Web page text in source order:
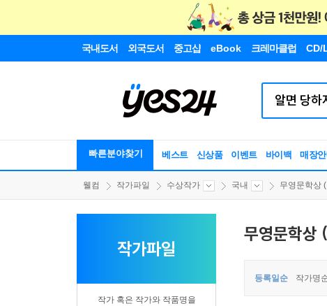
국내도서 외국도서 중고샵 eBook 크레마클럽 CD/
빠른분야찾기 베스트 신상품 이벤트 바이백 매장
웰컴 작가파일 수상작가 국내 무영문학상
작가파일
작가 혹은 작가와 작품명을
무영문학상
등록일순 작가명